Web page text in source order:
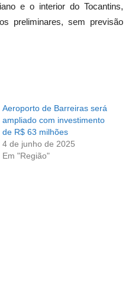
e o interior do Tocantins,
preliminares, sem previsão
Aeroporto de Barreiras será
ampliado com investimento
de R$ 63 milhões
4 de junho de 2025
Em "Região"